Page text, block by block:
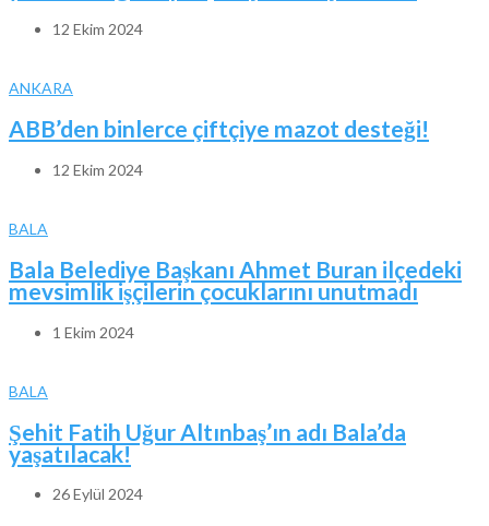
12 Ekim 2024
ANKARA
ABB’den binlerce çiftçiye mazot desteği!
12 Ekim 2024
BALA
Bala Belediye Başkanı Ahmet Buran ilçedeki
mevsimlik işçilerin çocuklarını unutmadı
1 Ekim 2024
BALA
Şehit Fatih Uğur Altınbaş’ın adı Bala’da
yaşatılacak!
26 Eylül 2024